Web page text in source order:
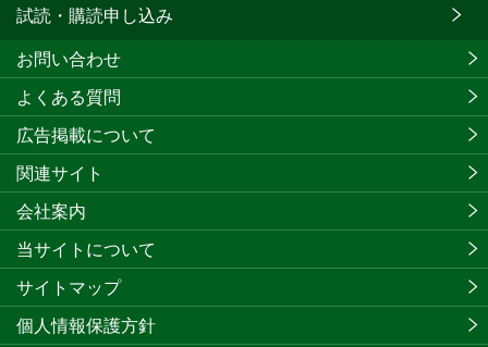
試読・購読申し込み
お問い合わせ
よくある質問
広告掲載について
関連サイト
会社案内
当サイトについて
サイトマップ
個人情報保護方針